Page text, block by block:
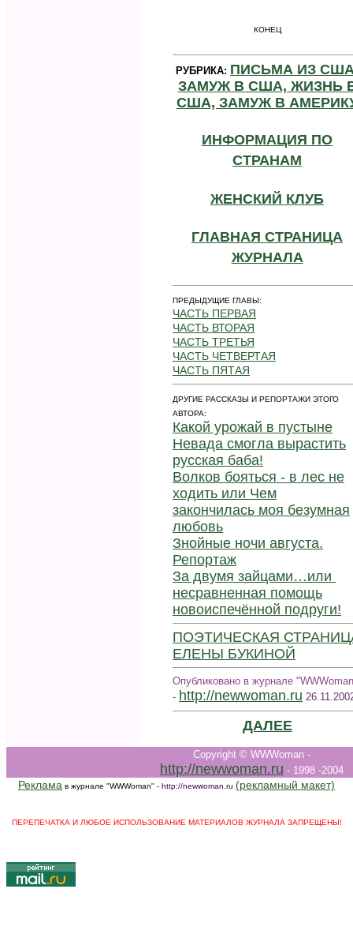
КОНЕЦ
РУБРИКА: ПИСЬМА ИЗ
ЗАМУЖ В США, ЖИЗНЬ
США, ЗАМУЖ В
ИНФОРМАЦИЯ ПО
СТРАНАМ
ЖЕНСКИЙ КЛУБ
ГЛАВНАЯ СТРАНИЦА
ЖУРНАЛА
ПРЕДЫДУЩИЕ ГЛАВЫ:
ЧАСТЬ ПЕРВАЯ
ЧАСТЬ ВТОРАЯ
ЧАСТЬ ТРЕТЬЯ
ЧАСТЬ ЧЕТВЕРТАЯ
ЧАСТЬ ПЯТАЯ
ДРУГИЕ РАССКАЗЫ И РЕПОРТАЖИ ЭТОГО
АВТОРА:
Какой урожай в пустыне
Невада смогла вырастить
русская баба!
Волков бояться - в лес не
ходить или Чем
закончилась моя безумная
любовь
Знойные ночи августа.
Репортаж
За двумя зайцами…или
несравненная помощь
новоиспечённой подруги!
ПОЭТИЧЕСКАЯ
ЕЛЕНЫ БУКИНОЙ
Опубликовано в журнале
- http://newwoman.ru
ДАЛЕЕ
Copyright © WWWoman -
http://newwoman.ru - 1998 -2004
Реклама в журнале "WWWoman" - http://newwoman.ru (рекламный макет)
ПЕРЕПЕЧАТКА И ЛЮБОЕ ИСПОЛЬЗОВАНИЕ МАТЕРИАЛОВ ЖУРНАЛА ЗАПРЕЩЕНЫ!